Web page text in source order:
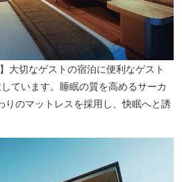
大切なゲストの宿泊に便利なゲスト
ています。睡眠の質を高めるサーカ
りのマットレスを採用し、快眠へと誘